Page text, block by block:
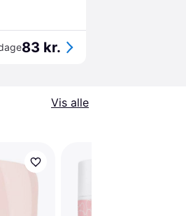
83 kr.
Vis alle